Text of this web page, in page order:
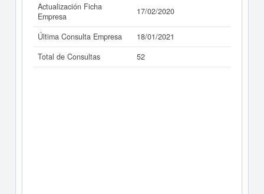
Actualización Ficha
Empresa
17/02/2020
Última Consulta Empresa
18/01/2021
Total de Consultas
52